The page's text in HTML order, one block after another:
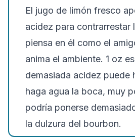
El jugo de limón fresco
acidez para contrarrestar
piensa en él como el
anima el ambiente. 1 oz
demasiada acidez puede
haga agua la boca, muy
podría ponerse
la dulzura del bourbon.